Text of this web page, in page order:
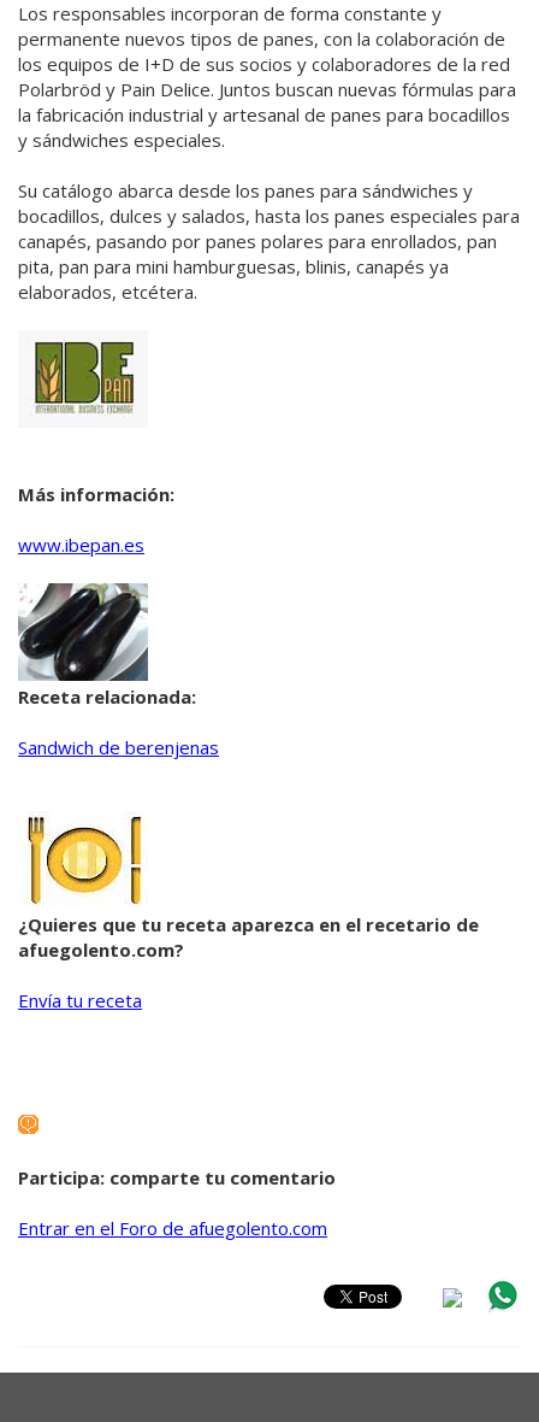
Los responsables incorporan de forma constante y
permanente nuevos tipos de panes, con la colaboración de
los equipos de I+D de sus socios y colaboradores de la red
Polarbröd y Pain Delice. Juntos buscan nuevas fórmulas para
la fabricación industrial y artesanal de panes para bocadillos
y sándwiches especiales.
Su catálogo abarca desde los panes para sándwiches y
bocadillos, dulces y salados, hasta los panes especiales para
canapés, pasando por panes polares para enrollados, pan
pita, pan para mini hamburguesas, blinis, canapés ya
elaborados, etcétera.
Más información:
www.ibepan.es
Receta relacionada:
Sandwich de berenjenas
¿Quieres que tu receta aparezca en el recetario de
afuegolento.com?
Envía tu receta
Participa: comparte tu comentario
Entrar en el Foro de afuegolento.com